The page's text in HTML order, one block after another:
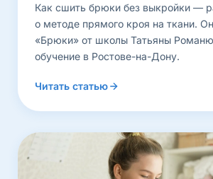
Как сшить брюки без выкройки —
о методе прямого кроя на ткани.
«Брюки» от школы Татьяны
обучение в Ростове-на-Дону.
Читать статью